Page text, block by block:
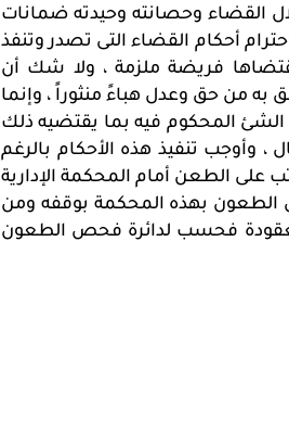
القضاء وحصانته وحيدته ضمانات
أحكام القضاء التى تصدر وتنفذ
فريضة ملزمة ، ولا شك أن
به من حق وعدل هباءً منثوراً ، وإنما
الشئ المحكوم فيه بما يقتضيه ذلك
، وأوجب تنفيذ هذه الأحكام بالرغم
على الطعن أمام المحكمة الإدارية
الطعون بهذه المحكمة بوقفه ومن
فحسب لدائرة فحص الطعون